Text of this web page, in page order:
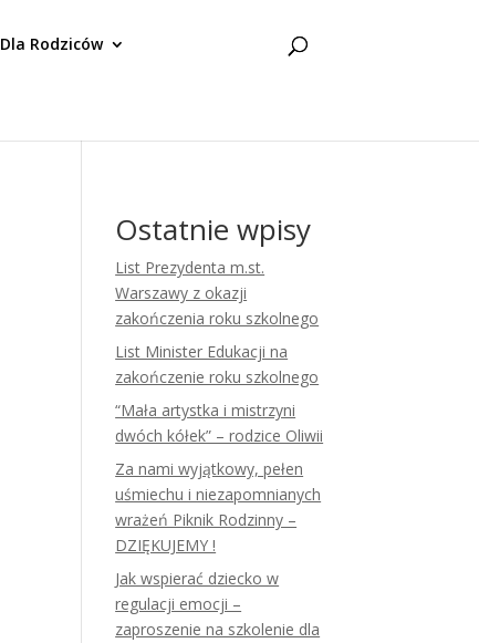
Dla Rodziców
Ostatnie wpisy
List Prezydenta m.st.
Warszawy z okazji
zakończenia roku szkolnego
List Minister Edukacji na
zakończenie roku szkolnego
“Mała artystka i mistrzyni
dwóch kółek” – rodzice Oliwii
Za nami wyjątkowy, pełen
uśmiechu i niezapomnianych
wrażeń Piknik Rodzinny –
DZIĘKUJEMY !
Jak wspierać dziecko w
regulacji emocji –
zaproszenie na szkolenie dla